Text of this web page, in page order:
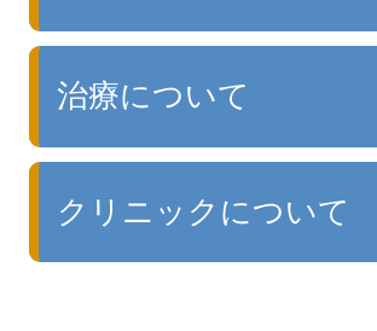
治療について
クリニックについて